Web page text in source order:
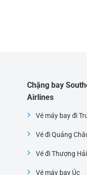
Chặng bay
Airlines
Vé máy bay đi
Vé đi Quảng
Vé đi Thượng Hải
Vé máy bay Úc